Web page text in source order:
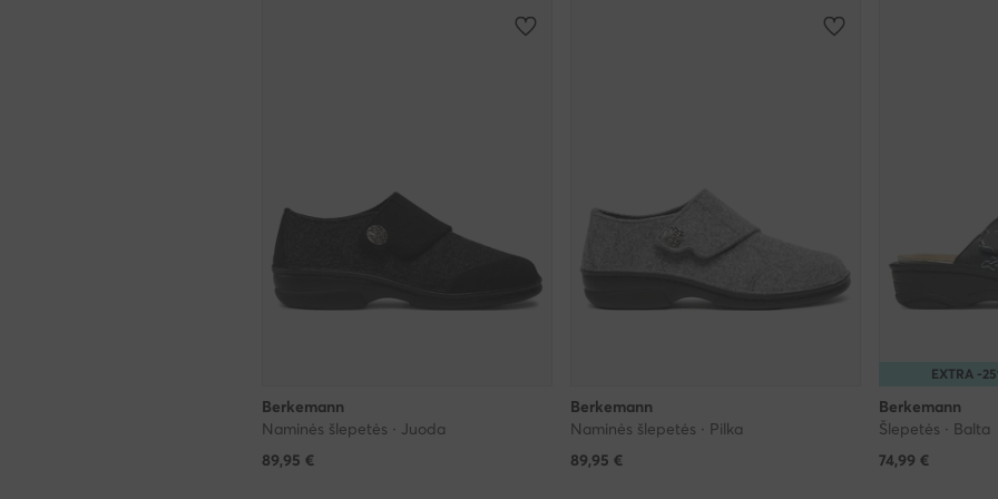
Berkemann
Naminės šlepetės · Juoda
89,95 €
Berkemann
Naminės šlepetės · Pilka
89,95 €
EXTRA -
Berkemann
Šlepetės · Balta
74,99 €